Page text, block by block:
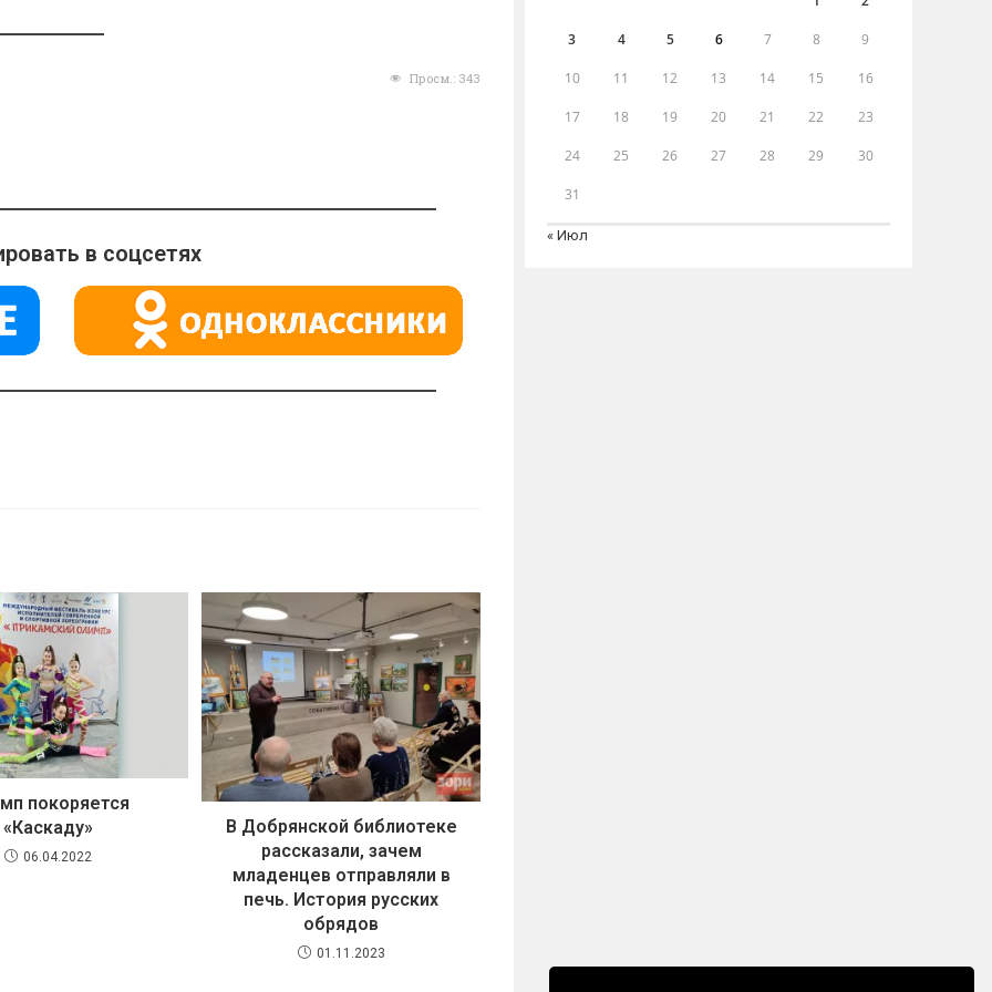
Просм.: 343
в соцсетях
покоряется
«Каскаду»
06.04.2022
В Добрянской библиотеке
рассказали, зачем
младенцев отправляли в
печь. История русских
обрядов
01.11.2023
3 4 5 6 7 8 9
10 11 12 13 14 15 16
17 18 19 20 21 22 23
24 25 26 27 28 29 30
31
« Июл